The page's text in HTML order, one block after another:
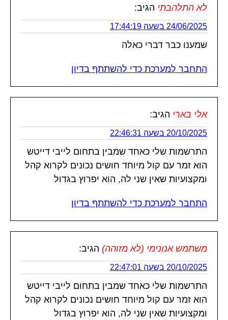
לא התלהבתי הגיב:
24/06/2025 בשעה 17:44:19
שמענו כבר דברי כאלה
התחבר למערכת כדי להשתתף בדיון
אלי בארי הגיב:
20/10/2025 בשעה 22:46:31
התרשמות שלי כאחד שמבין בתחום לייבי דייטש
הוא זמר עם קול מיוחד חושים נכונים לקרוא קהל
ומקצועיות שאין שני לה, הוא יפרוץ בגדול
התחבר למערכת כדי להשתתף בדיון
משתמש אנונימי (לא מזוהה) הגיב:
20/10/2025 בשעה 22:47:01
התרשמות שלי כאחד שמבין בתחום לייבי דייטש
הוא זמר עם קול מיוחד חושים נכונים לקרוא קהל
ומקצועיות שאין שני לה, הוא יפרוץ בגדול